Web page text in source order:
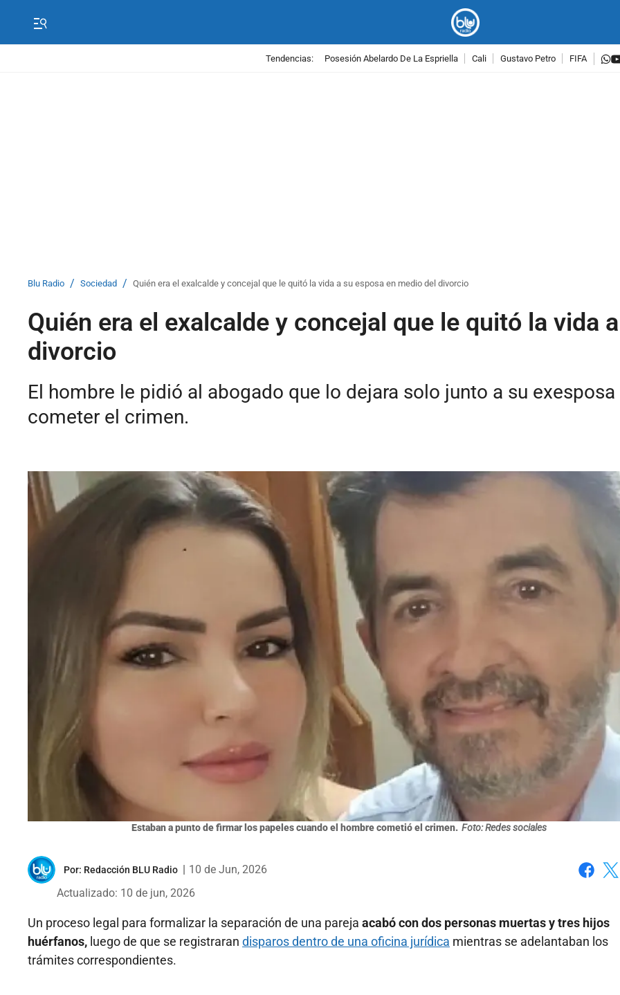
Tendencias: Posesión Abelardo De La Espriella Cali Gustavo Petro FIFA
Blu Radio / Sociedad / Quién era el exalcalde y concejal que le quitó la vida a su esposa en medio del divorcio
Quién era el exalcalde y concejal que le quitó la vida
divorcio
El hombre le pidió al abogado que lo dejara solo junto a su
cometer el crimen.
Estaban a punto de firmar los papeles cuando el hombre cometió el crimen. Foto: Redes sociales
Por: Redacción BLU Radio
10 de Jun, 2026
Actualizado: 10 de jun, 2026
Un proceso legal para formalizar la separación de una pareja acabó con dos personas muertas y tres hijos
huérfanos, luego de que se registraran disparos dentro de una oficina jurídica mientras se adelantaban los
trámites correspondientes.